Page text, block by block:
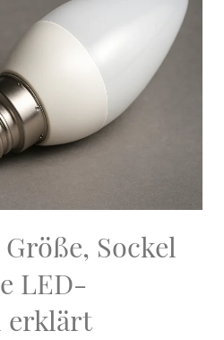
Größe, Sockel
LED-
erklärt